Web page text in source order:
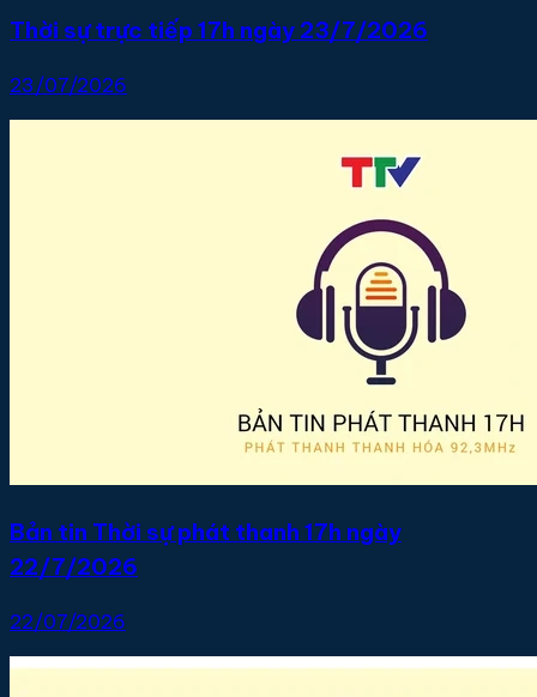
Thời sự trực tiếp 17h ngày 23/7/2026
23/07/2026
Bản tin Thời sự phát thanh 17h ngày
22/7/2026
22/07/2026